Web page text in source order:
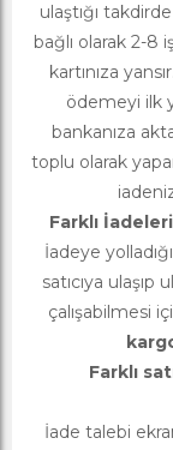
ulaştığı
bağlı olarak 2-
kartınıza
ödemeyi ilk
bankanıza
toplu olarak
Farklı
İadeye
satıcıya ulaşıp
çalışabilmesi
Farklı
İade talebi